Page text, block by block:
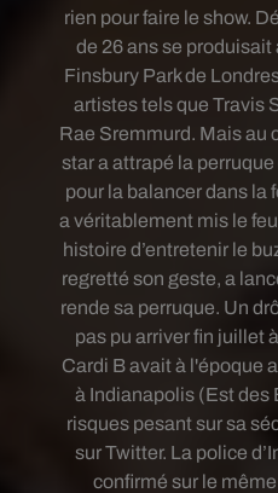
rien pour faire le show.
de 26 ans se produisait
Finsbury Park de
artistes tels que Travis
Rae Sremmurd. Mais au
star a attrapé la
pour la balancer dans la
a véritablement mis le
histoire d’entretenir le
regretté son geste, a
rende sa perruque. Un
pas pu arriver fin juillet
Cardi B avait à l'époque
à Indianapolis (Est des
risques pesant sur sa
sur Twitter. La police
confirmé sur le